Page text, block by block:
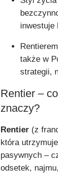
inwestuje
także w
strategii,
Rentier –
znaczy?
Rentier (z
która
pasywnych –
odsetek,